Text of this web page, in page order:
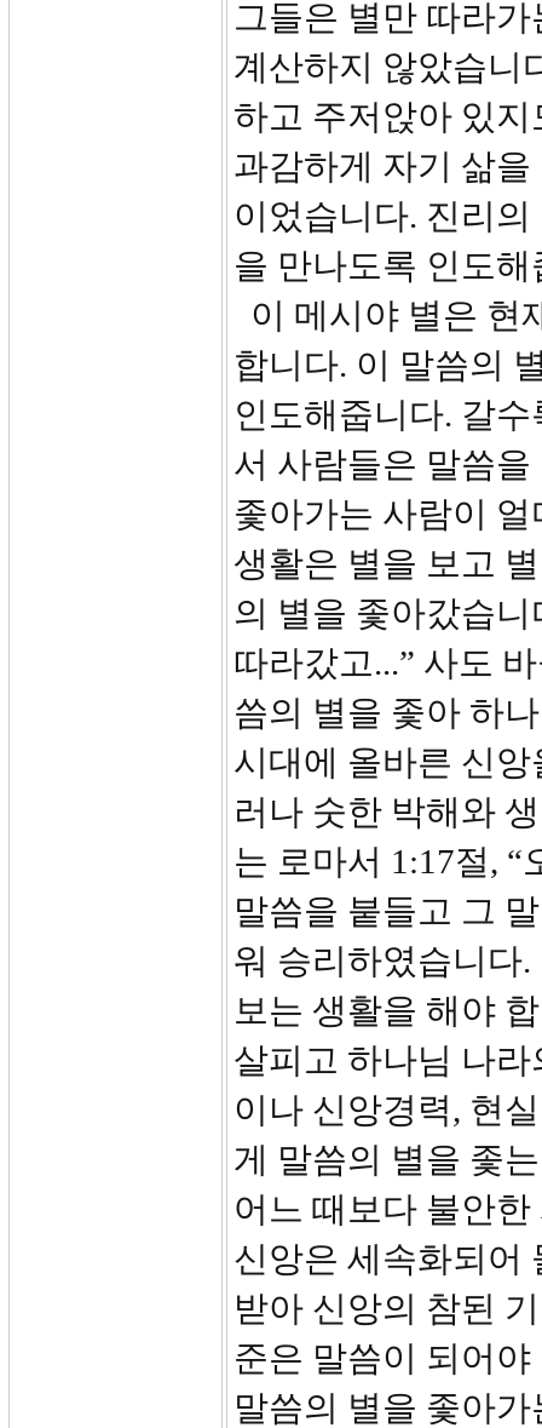
그들은 별만 따라
계산하지 않았습니
하고 주저앉아 있
과감하게 자기 삶
이었습니다. 진리
을 만나도록 인도해
이 메시야 별은 현
합니다. 이 말씀의
인도해줍니다. 갈
서 사람들은 말씀
좇아가는 사람이
생활은 별을 보고
의 별을 좇아갔습
따라갔고...” 사도
씀의 별을 좇아 하
시대에 올바른 신
러나 숫한 박해와
는 로마서 1:17절,
말씀을 붙들고 그
워 승리하였습니다
보는 생활을 해야
살피고 하나님 나
이나 신앙경력, 현
게 말씀의 별을 좇
어느 때보다 불안
신앙은 세속화되어
받아 신앙의 참된
준은 말씀이 되어
말씀의 별을 좇아